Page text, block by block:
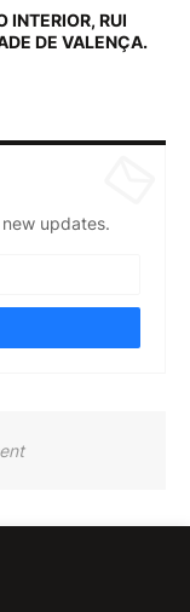
INTERIOR, RUI
DE VALENÇA.
updates.